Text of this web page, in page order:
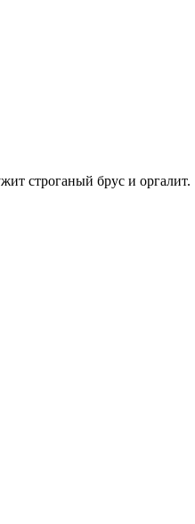
строганый брус и оргалит.